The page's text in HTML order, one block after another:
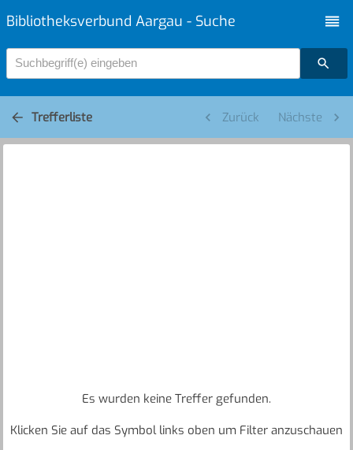
Bibliotheksverbund Aargau - Suche
Suchbegriff(e) eingeben
Trefferliste Zurück Nächste
Es wurden keine Treffer gefunden.
Klicken Sie auf das Symbol links oben um Filter anzuschauen